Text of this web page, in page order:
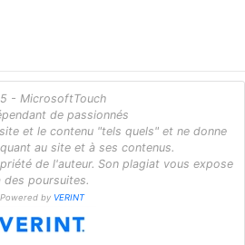
- MicrosoftTouch
de passionnés
et le contenu "tels quels" et ne donne
au site et à ses contenus.
de l'auteur. Son plagiat vous expose
des poursuites.
Powered by VERINT